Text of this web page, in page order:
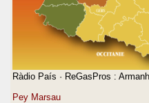
Ràdio País · ReGasPros :
Pey Marsau